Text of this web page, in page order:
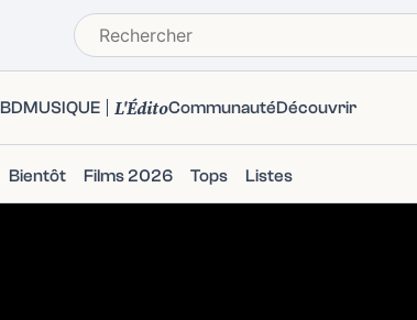
BDMUSIQUE L'ÉditoCommunautéDécouvrir
Bientôt Films 2026 Tops Listes